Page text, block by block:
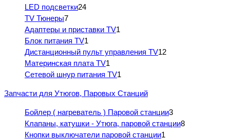
LED подсветки24
TV Тюнеры7
Адаптеры и приставки TV1
Блок питания TV1
Дистанционный пульт управления TV12
Материнская плата TV1
Сетевой шнур питания TV1
Запчасти для Утюгов, Паровых Станций
Бойлер ( нагреватель ) Паровой станции3
Клапаны, катушки - Утюга, паровой станции8
Кнопки выключатели паровой станции1